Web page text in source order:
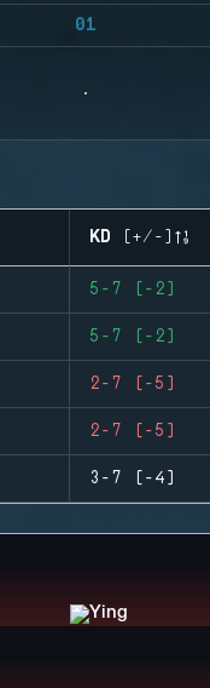
01
KD (+/-)
5-7 (-2)
5-7 (-2)
2-7 (-5)
2-7 (-5)
3-7 (-4)